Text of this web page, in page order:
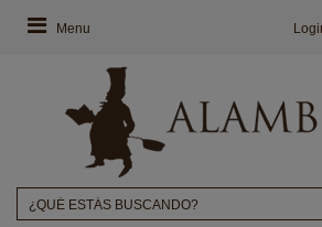
Menu